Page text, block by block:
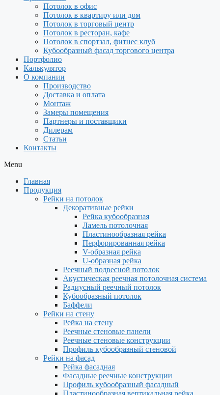
Потолок в офис
Потолок в квартиру или дом
Потолок в торговый центр
Потолок в ресторан, кафе
Потолок в спортзал, фитнес клуб
Кубообразный фасад торгового центра
Портфолио
Калькулятор
О компании
Производство
Доставка и оплата
Монтаж
Замеры помещения
Партнеры и поставщики
Дилерам
Статьи
Контакты
Menu
Главная
Продукция
Рейки на потолок
Декоративные рейки
Рейка кубообразная
Ламель потолочная
Пластинообразная рейка
Перфорированная рейка
V-образная рейка
U-образная рейка
Реечный подвесной потолок
Акустическая реечная потолочная система
Радиусный реечный потолок
Кубообразный потолок
Баффели
Рейки на стену
Рейка на стену
Реечные стеновые панели
Реечные стеновые конструкции
Профиль кубообразный стеновой
Рейки на фасад
Рейка фасадная
Фасадные реечные конструкции
Профиль кубообразный фасадный
Пластинообразная вертикальная рейка